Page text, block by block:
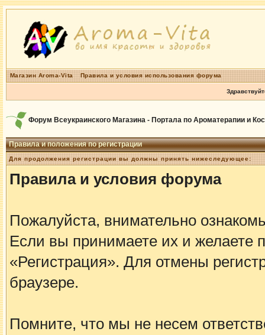
Магазин Aroma-Vita Правила и условия использования форума
Форум Всеукраинского Магазина - Портала по Ароматерапии и
Правила и положения по регистрации
Для продолжения регистрации вы должны принять нижеследующее:
Правила и условия форума
Пожалуйста, внимательно
Если вы принимаете их и желаете
«Регистрация». Для отмены
браузере.
Помните, что мы не несем